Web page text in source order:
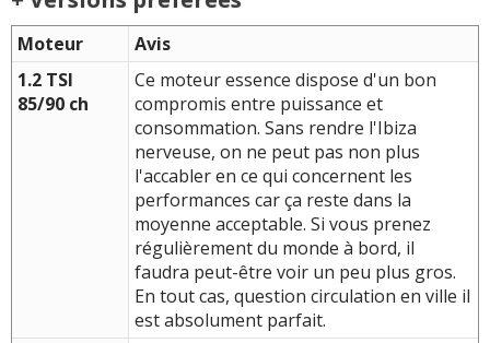
Moteur
Avis
1.2 TSI
85/90 ch
Ce moteur essence dispose d'un bon
compromis entre puissance et
consommation. Sans rendre l'Ibiza
nerveuse, on ne peut pas non plus
l'accabler en ce qui concernent les
performances car ça reste dans la
moyenne acceptable. Si vous prenez
régulièrement du monde à bord, il
faudra peut-être voir un peu plus gros.
En tout cas, question circulation en ville il
est absolument parfait.